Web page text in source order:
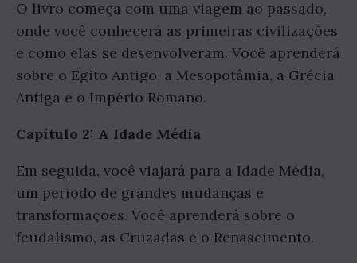
O livro começa com uma viagem ao passado,
onde você conhecerá as primeiras civilizações
e como elas se desenvolveram. Você aprenderá
sobre o Egito Antigo, a Mesopotâmia, a Grécia
Antiga e o Império Romano.
Capítulo 2: A Idade Média
Em seguida, você viajará para a Idade Média,
um período de grandes mudanças e
transformações. Você aprenderá sobre o
feudalismo, as Cruzadas e o Renascimento.